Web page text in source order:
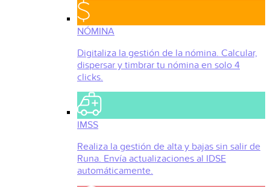
NÓMINA
Digitaliza la gestión de la nómina. Calcular,
dispersar y timbrar tu nómina en solo 4
clicks.
IMSS
Realiza la gestión de alta y bajas sin salir de
Runa. Envía actualizaciones al IDSE
automáticamente.